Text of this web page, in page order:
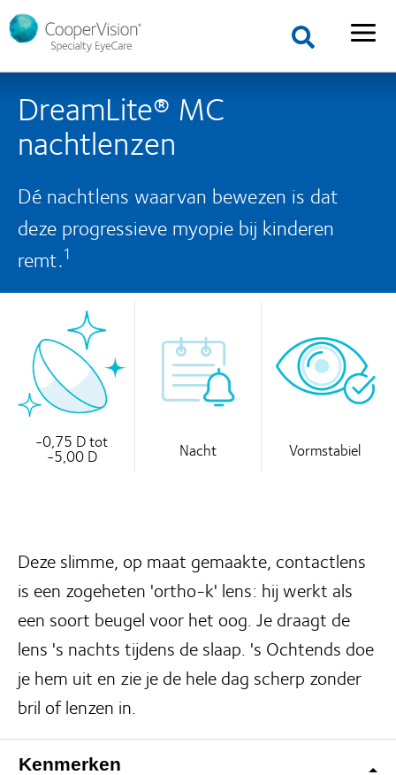
DreamLite® MC
nachtlenzen
Dé nachtlens waarvan bewezen is dat
deze progressieve myopie bij kinderen
remt.1
-0,75 D tot
-5,00 D Nacht Vormstabiel
Deze slimme, op maat gemaakte, contactlens
is een zogeheten 'ortho-k' lens: hij werkt als
een soort beugel voor het oog. Je draagt de
lens 's nachts tijdens de slaap. 's Ochtends doe
je hem uit en zie je de hele dag scherp zonder
bril of lenzen in.
Kenmerken